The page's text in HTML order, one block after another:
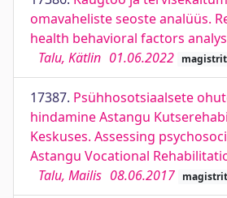
omavaheliste seoste analüüs.
health behavioral factors
Talu, Kätlin 01.06.2022
17387. Psühhosotsiaalsete
hindamine Astangu
Keskuses. Assessing
Astangu Vocational
Talu, Mailis 08.06.2017